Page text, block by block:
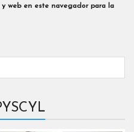
web en este navegador para la